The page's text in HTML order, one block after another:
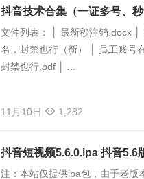
抖音技术合集（一证多号、秒
文件列表： │ 最新秒注销.docx
名，封禁也行（新） │ 员工账号
封禁也行.pdf │ ...
11月10日 1,282
抖音短视频5.6.0.ipa 抖音5.6
注：本站仅提供ipa包，由于老版